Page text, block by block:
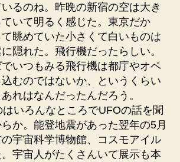
るのね。昨晩の新宿の空は大き
いて明るく感じた。東京だか
眺めていた小さくて白いものは
隠れた。飛行機だったらしい。
いつもみる飛行機は都庁やオペ
むのではないか、というくらい
れはなんだったんだろう。
いろんなところでUFOの話を聞
か。能登地震があった翌年の5月
宇宙科学博物館、コスモアイル
宇宙人がたくさんいて展示も本